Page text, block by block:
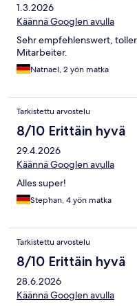
1.3.2026
Käännä Googlen avulla
Sehr empfehlenswert,
Mitarbeiter.
Natnael, 2 yön matka
Tarkistettu arvostelu
8/10 Erittäin hyvä
29.4.2026
Käännä Googlen avulla
Alles super!
Stephan, 4 yön matka
Tarkistettu arvostelu
8/10 Erittäin hyvä
28.6.2026
Käännä Googlen avulla